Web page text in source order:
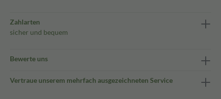
Zahlarten
sicher und bequem
Bewerte uns
Vertraue unserem mehrfach ausgezeichneten Service